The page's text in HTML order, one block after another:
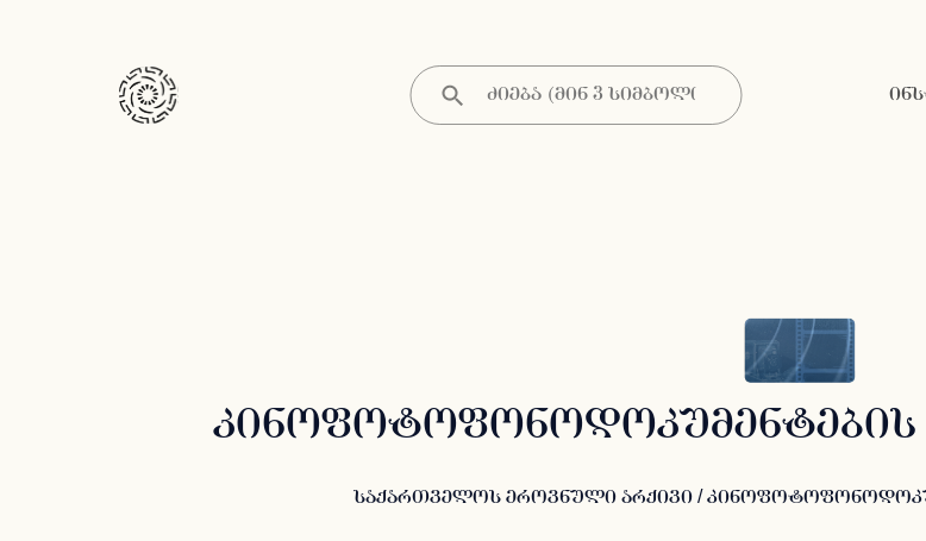
კინოფოტოფონოდოკუმენტების
საქართველოს ეროვნული არქივი /